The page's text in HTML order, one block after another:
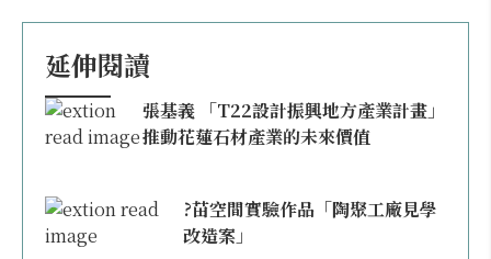
延伸閱讀
張基義 「T22設計振興地方產業計畫」
推動花蓮石材產業的未來價值
?苗空間實驗作品「陶聚工廠見學
改造案」